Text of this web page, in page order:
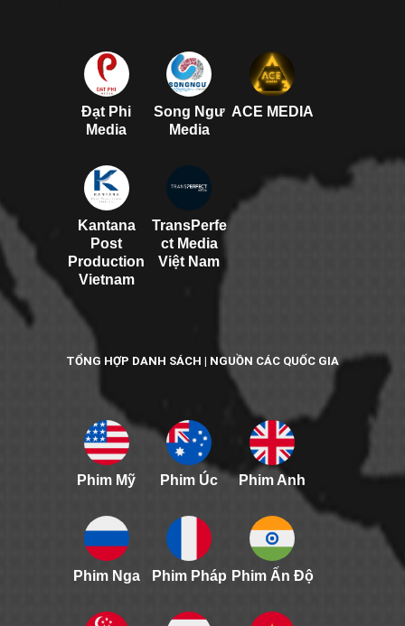
Đạt Phi
Media
Song Ngư
Media
ACE MEDIA
Kantana
Post
Production
Vietnam
TransPerfe
ct Media
Việt Nam
TỔNG HỢP DANH SÁCH | NGUỒN CÁC QUỐC GIA
Phim Mỹ Phim Úc Phim Anh
Phim Nga Phim Pháp Phim Ấn Độ